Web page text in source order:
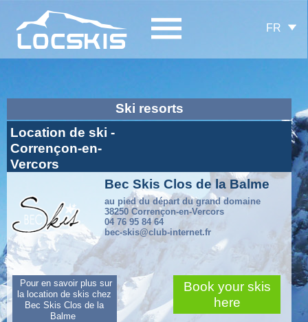
FR
Ski resorts
Location de ski -
Corrençon-en-
Vercors
Bec Skis Clos de la Balme
au pied du départ du grand domaine
38250 Corrençon-en-Vercors
04 76 95 84 64
bec-skis@club-internet.fr
Pour en savoir plus sur
la location de skis chez
Bec Skis Clos de la
Balme
Book your skis
here